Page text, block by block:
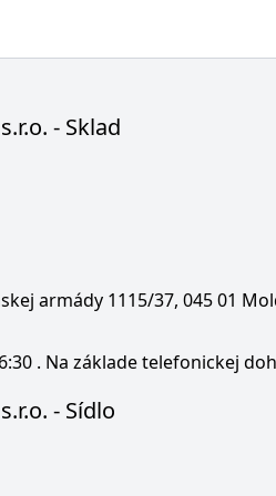
- Sklad
armády 1115/37, 045 01
. Na základe telefonickej
- Sídlo